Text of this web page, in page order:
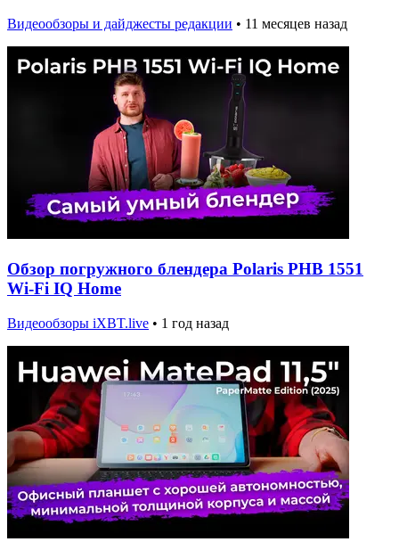
Видеообзоры и дайджесты редакции • 11 месяцев назад
Обзор погружного блендера Polaris PHB 1551
Wi-Fi IQ Home
Видеообзоры iXBT.live • 1 год назад